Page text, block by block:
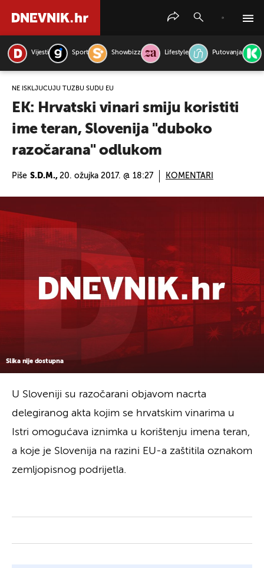
Vijesti Sport Showbizz Lifestyle Putovanja
NE ISKLJUČUJU TUŽBU SUDU EU
EK: Hrvatski vinari smiju koristiti
ime teran, Slovenija "duboko
razočarana" odlukom
Piše S.D.M., 20. ožujka 2017. @ 18:27 KOMENTARI
Slika nije dostupna
U Sloveniji su razočarani objavom nacrta
delegiranog akta kojim se hrvatskim vinarima u
Istri omogućava iznimka u korištenju imena teran,
a koje je Slovenija na razini EU-a zaštitila oznakom
zemljopisnog podrijetla.
PRETRAŽITE VIJESTI